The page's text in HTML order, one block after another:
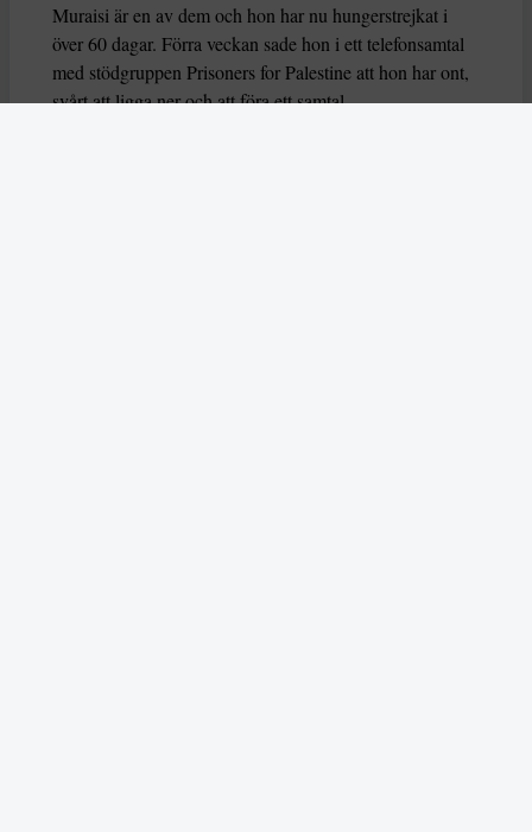
Muraisi är en av dem och hon har nu hungerstrejkat i
över 60 dagar. Förra veckan sade hon i ett telefonsamtal
med stödgruppen Prisoners for Palestine att hon har ont,
svårt att ligga ner och att föra ett samtal.